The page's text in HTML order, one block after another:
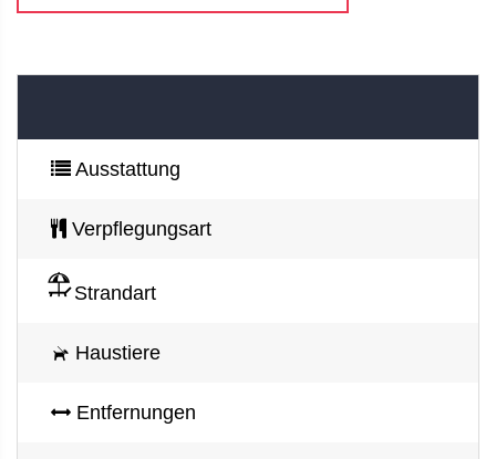
Ausstattung
Verpflegungsart
Strandart
Haustiere
Entfernungen